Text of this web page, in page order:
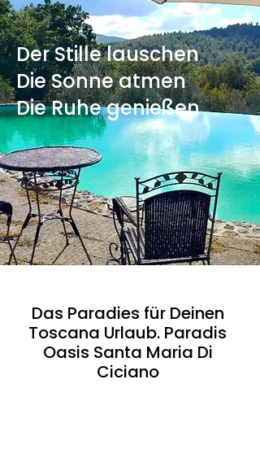
Der Stille lauschen
Die Sonne atmen
Die Ruhe genießen
Das Paradies für Deinen
Toscana Urlaub. Paradis
Oasis Santa Maria Di
Ciciano